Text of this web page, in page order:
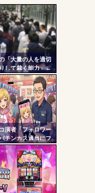
ードを握り潰し
の人生どれくらい
出ｗｗｗ
「大量の人を適切
して裁く能力」←
凄いよなｗｗｗ
演者「フォロワー
チンカス適当にフ
」「フォロー返し
リムろ」←これで
ーしてくるのウザ
れてますよ